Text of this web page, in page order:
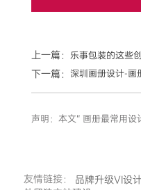
上一篇： 乐事包装的这些
下一篇： 深圳画册设计-画
声明：本文“ 画册最常用
友情链接： 品牌升级VI设